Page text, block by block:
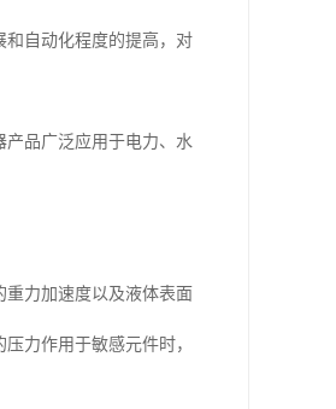
和自动化程度的提高，对
产品广泛应用于电力、水
力加速度以及液体表面
力作用于敏感元件时，